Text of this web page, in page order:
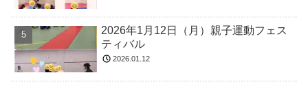
2026年1月12日（月）親子運動フェス
ティバル
2026.01.12